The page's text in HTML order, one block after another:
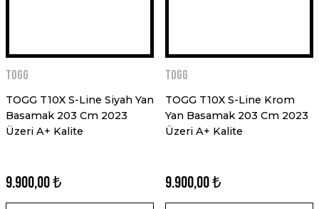
Togg
TOGG T10X S-Line Siyah Yan
Basamak 203 Cm 2023
Üzeri A+ Kalite
9.900,00 ₺
Togg
TOGG T10X S-Line Krom
Yan Basamak 203 Cm 2023
Üzeri A+ Kalite
9.900,00 ₺